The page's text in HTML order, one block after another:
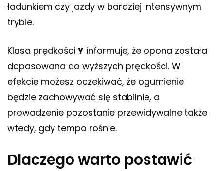
ładunkiem czy jazdy w bardziej intensywnym
trybie.
Klasa prędkościY informuje, że opona została
dopasowana do wyższych prędkości. W
efekcie możesz oczekiwać, że ogumienie
będzie zachowywać się stabilnie, a
prowadzenie pozostanie przewidywalne także
wtedy, gdy tempo rośnie.
Dlaczego warto postawić